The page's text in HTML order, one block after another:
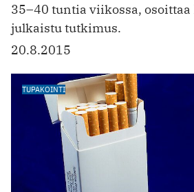
35–40 tuntia viikossa, osoittaa
julkaistu tutkimus.
20.8.2015
TUPAKOINTI